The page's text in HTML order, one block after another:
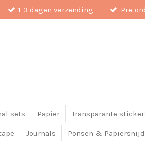
1-3 dagen verzending Pre-
sets Papier Transparante
Journals Ponsen &